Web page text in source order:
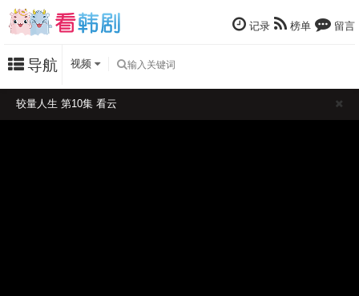
记录 榜单 留言
导航 视频
较量人生 第10集 看云